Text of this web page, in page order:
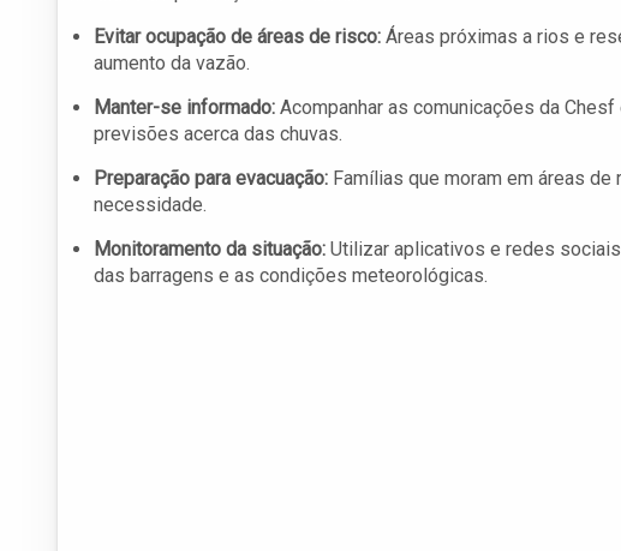
Evitar ocupação de áreas de risco: Áreas próximas a rios e
aumento da vazão.
Manter-se informado: Acompanhar as comunicações da
previsões acerca das chuvas.
Preparação para evacuação: Famílias que moram em áreas
necessidade.
Monitoramento da situação: Utilizar aplicativos e redes
das barragens e as condições meteorológicas.